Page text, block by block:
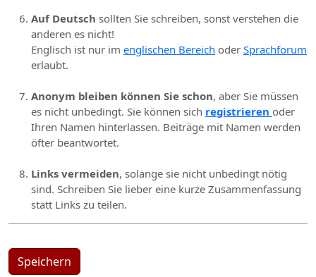
Auf Deutsch sollten Sie schreiben, sonst verstehen die
anderen es nicht!
Englisch ist nur im englischen Bereich oder Sprachforum
erlaubt.
Anonym bleiben können Sie schon, aber Sie müssen
es nicht unbedingt. Sie können sich registrieren oder
Ihren Namen hinterlassen. Beiträge mit Namen werden
öfter beantwortet.
Links vermeiden, solange sie nicht unbedingt nötig
sind. Schreiben Sie lieber eine kurze Zusammenfassung
statt Links zu teilen.
Speichern